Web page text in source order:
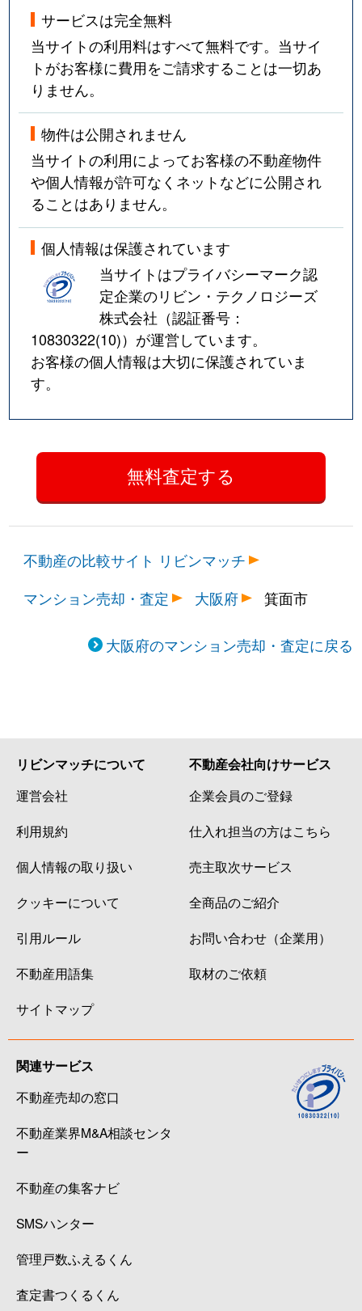
サービスは完全無料
当サイトの利用料はすべて無料です。当サイ
トがお客様に費用をご請求することは一切あ
りません。
物件は公開されません
当サイトの利用によってお客様の不動産物件
や個人情報が許可なくネットなどに公開され
ることはありません。
個人情報は保護されています
当サイトはプライバシーマーク認
定企業のリビン・テクノロジーズ
株式会社（認証番号：
10830322(10)）が運営しています。
お客様の個人情報は大切に保護されていま
す。
不動産の比較サイト リビンマッチ
マンション売却・査定
大阪府 箕面市
大阪府のマンション売却・査定に戻る
リビンマッチについて
運営会社
利用規約
個人情報の取り扱い
クッキーについて
引用ルール
不動産用語集
サイトマップ
不動産会社向けサービス
企業会員のご登録
仕入れ担当の方はこちら
売主取次サービス
全商品のご紹介
お問い合わせ（企業用）
取材のご依頼
関連サービス
不動産売却の窓口
不動産業界M&A相談センタ
ー
不動産の集客ナビ
SMSハンター
管理戸数ふえるくん
査定書つくるくん